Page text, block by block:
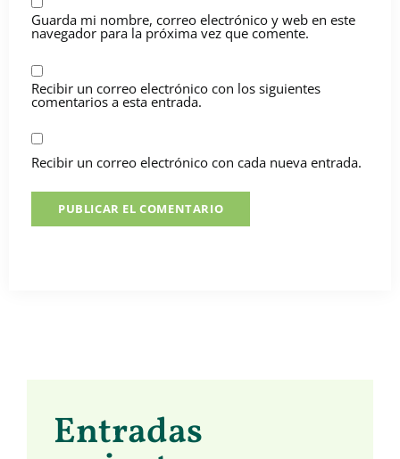
Guarda mi nombre, correo electrónico y web en este
navegador para la próxima vez que comente.
Recibir un correo electrónico con los siguientes
comentarios a esta entrada.
Recibir un correo electrónico con cada nueva entrada.
Entradas